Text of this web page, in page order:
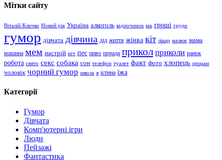
Мітки сайту
Віталій Кличко Новий рік Україна алкоголь відпочинок вік гроші груди
гумор дівчата дівчина дід життя жінка кіт лікар малюк мама
машина мем настрій ніч пес пиво порада прикол приколи ранок
робота свято секс собака сон телефон туалет факт фото хлопець цицьки
чоловік чорний гумор школа я істина їжа
Категорії
Гумор
Дівчата
Комп'ютерні ігри
Люди
Пейзажі
Фантастика